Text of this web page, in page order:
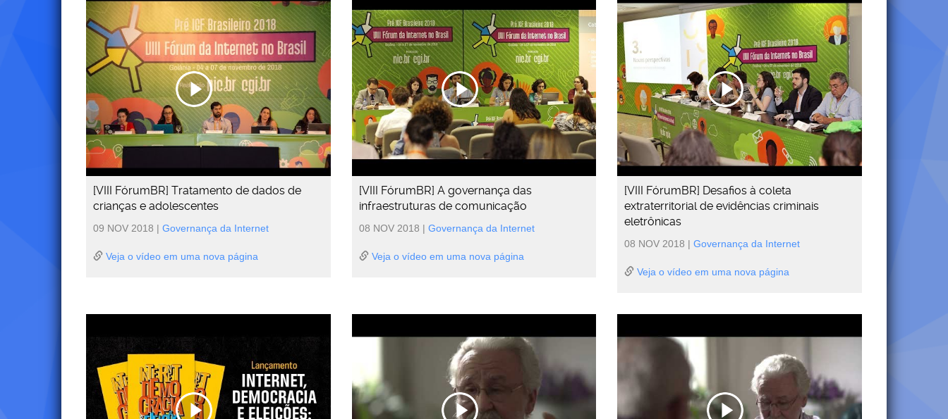
[VIII FórumBR] Tratamento de dados de
crianças e adolescentes
09 NOV 2018 | Governança da Internet
Veja o vídeo em uma nova página
[VIII FórumBR] A governança das
infraestruturas de comunicação
08 NOV 2018 | Governança da Internet
Veja o vídeo em uma nova página
[VIII FórumBR] Desafios à coleta
extraterritorial de evidências criminais
eletrônicas
08 NOV 2018 |Governança da Internet
Veja o vídeo em uma nova página